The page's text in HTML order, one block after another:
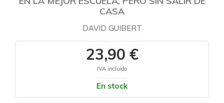
CASA
DAVID GUIBERT
23,90 €
IVA incluido
En stock